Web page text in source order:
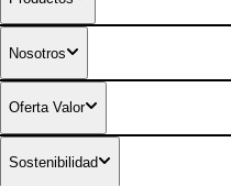
Combustibles diferenciados
Nosotros
Oferta Valor
Sostenibilidad